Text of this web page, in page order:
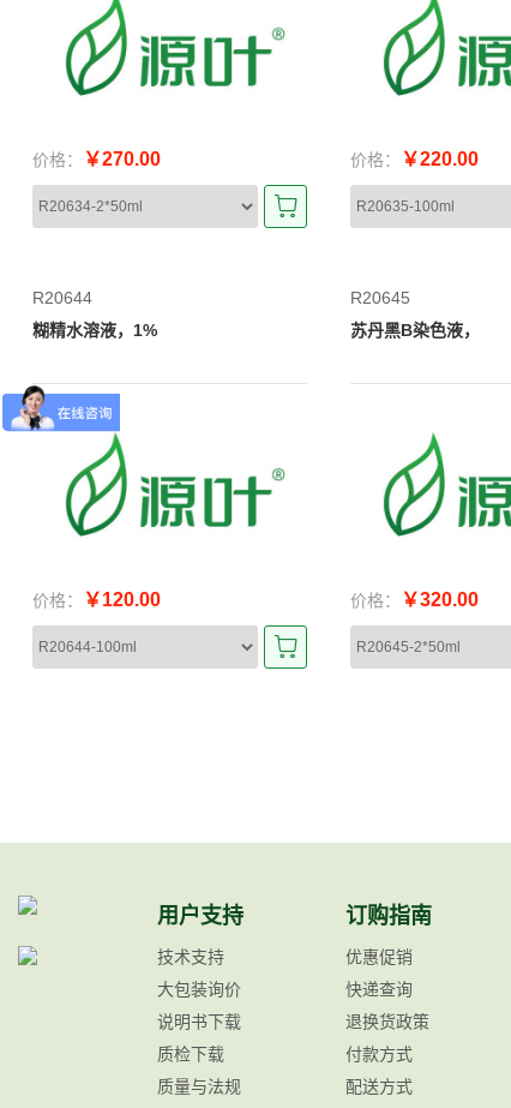
价格： ￥270.00 价格： ￥220.00
R20644
糊精水溶液，1%
价格： ￥120.00
R20645
苏丹黑B染色液，
价格： ￥320.00
用户支持
技术支持
大包装询价
说明书下载
质检下载
质量与法规
订购指南
优惠促销
快递查询
退换货政策
付款方式
配送方式